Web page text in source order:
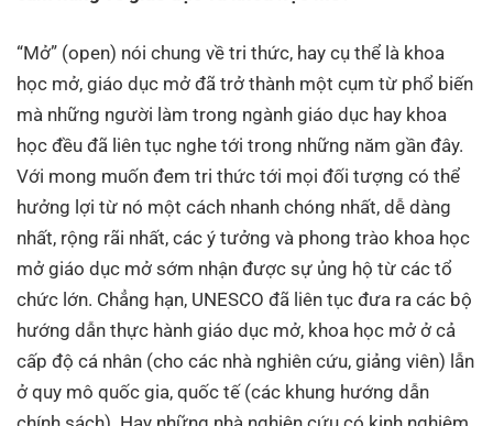
“Mở” (open) nói chung về tri thức, hay cụ thể là khoa
học mở, giáo dục mở đã trở thành một cụm từ phổ biến
mà những người làm trong ngành giáo dục hay khoa
học đều đã liên tục nghe tới trong những năm gần đây.
Với mong muốn đem tri thức tới mọi đối tượng có thể
hưởng lợi từ nó một cách nhanh chóng nhất, dễ dàng
nhất, rộng rãi nhất, các ý tưởng và phong trào khoa học
mở giáo dục mở sớm nhận được sự ủng hộ từ các tổ
chức lớn. Chẳng hạn, UNESCO đã liên tục đưa ra các bộ
hướng dẫn thực hành giáo dục mở, khoa học mở ở cả
cấp độ cá nhân (cho các nhà nghiên cứu, giảng viên) lẫn
ở quy mô quốc gia, quốc tế (các khung hướng dẫn